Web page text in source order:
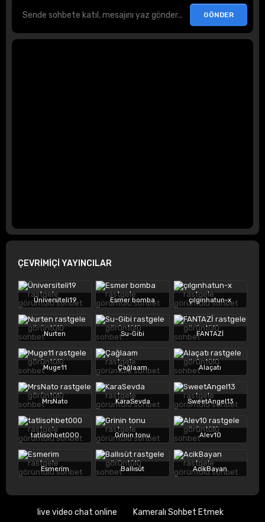
ÇEVRİMİÇİ YAYINCILAR
Üniversiteli19 Esmer bomba çılgınhatun-x
Nurten Su-Gibi FANTAZİ
Muge11 Çağlaam Alaçatı
MrsNato KaraSevda SweetAngel13
tatlisohbet000 Grinin tonu Alev10
Esmerim Ballısüt AcikBayan
live video chat online Kameralı Sohbet Etmek